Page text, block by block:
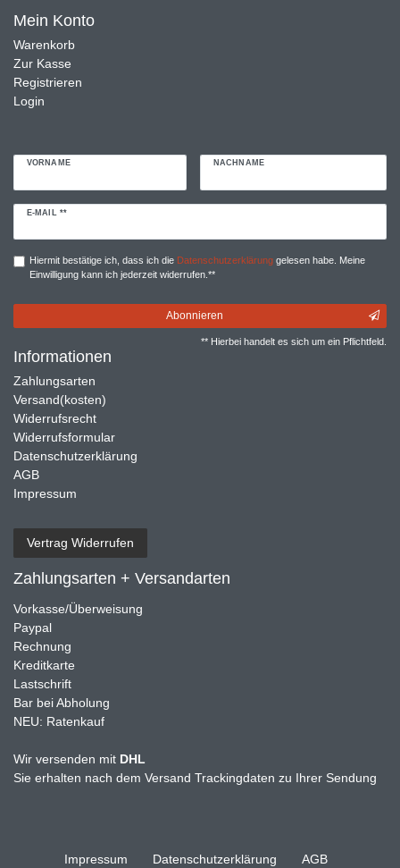
Mein Konto
Warenkorb
Zur Kasse
Registrieren
Login
VORNAME NACHNAME
E-MAIL **
Newsletter
Hiermit bestätige ich, dass ich die Daten­schutz­erklärunggelesen habe. Meine
Einwilligung kann ich jederzeit widerrufen.**
Abonnieren
** Hierbei handelt es sich um ein Pflichtfeld.
Informationen
Zahlungsarten
Versand(kosten)
Widerrufsrecht
Widerrufsformular
Datenschutzerklärung
AGB
Impressum
Vertrag Widerrufen
Zahlungsarten + Versandarten
Vorkasse/Überweisung
Paypal
Rechnung
Kreditkarte
Lastschrift
Bar bei Abholung
NEU: Ratenkauf
Wir versenden mit DHL
Sie erhalten nach dem Versand Trackingdaten zu Ihrer Sendung
Impressum Daten­schutz­erklärung AGB